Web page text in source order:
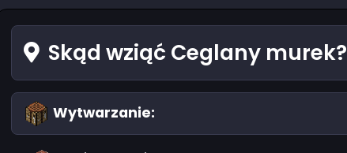
Skąd wziąć Ceglany murek?
Wytwarzanie: